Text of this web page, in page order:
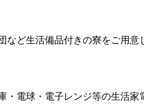
など生活備品付きの寮をご用意
・電球・電子レンジ等の生活家